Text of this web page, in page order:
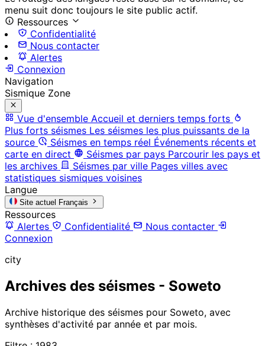
menu suit donc toujours le site public actif.
Ressources
Confidentialité
Nous contacter
Alertes
Connexion
Navigation
Sismique Zone
Vue d'ensemble Accueil et derniers temps forts
Plus forts séismes Les séismes les plus puissants de la
source
Séismes en temps réel Événements récents et
carte en direct
Séismes par pays Parcourir les pays et
les archives
Séismes par ville Pages villes avec
statistiques sismiques voisines
Langue
Site actuel Français
Ressources
Alertes
Confidentialité
Nous contacter
Connexion
city
Archives des séismes - Soweto
Archive historique des séismes pour Soweto, avec
synthèses d'activité par année et par mois.